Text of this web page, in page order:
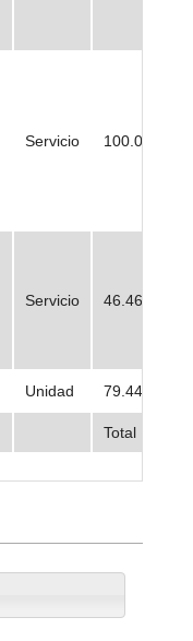
Servicio 100.000,00
Servicio 46.461,25
Unidad 79.448,74
Total